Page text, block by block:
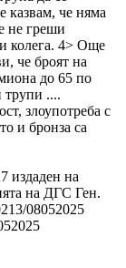
казвам, че няма
не греши
колега. 4> Още
че броят на
до 65 по
трупи ....
злоупотреба с
и бронза са
издаден на
на ДГС Ген.
08052025